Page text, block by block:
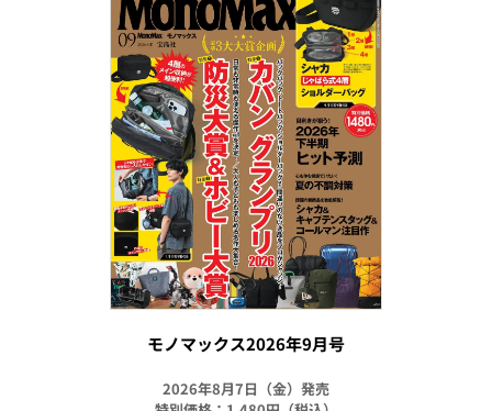
モノマックス2026年9月号
2026年8月7日（金）発売